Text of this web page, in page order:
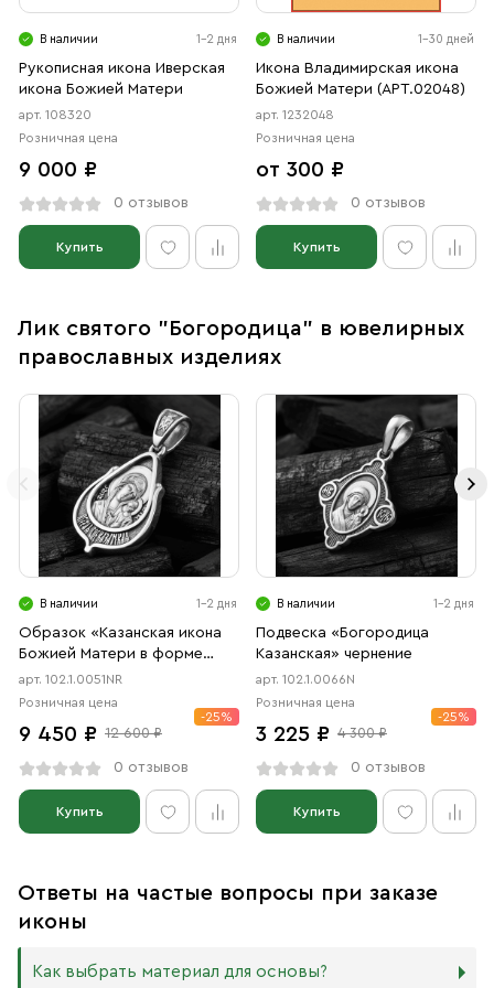
В наличии 1-2 дня
Рукописная икона Иверская
икона Божией Матери
арт. 108320
Розничная цена
9 000 ₽
0 отзывов
Купить
В наличии 1-30 дней
Икона Владимирская икона
Божией Матери (АРТ.02048)
арт. 1232048
Розничная цена
от 300 ₽
0 отзывов
Купить
Лик святого "Богородица" в ювелирных
православных изделиях
В наличии 1-2 дня
Образок «Казанская икона
Божией Матери в форме
цаты» чернение, родий
арт. 102.1.0051NR
Розничная цена
9 450 ₽ 12 600 ₽
-25%
0 отзывов
Купить
В наличии 1-2 дня
Подвеска «Богородица
Казанская» чернение
арт. 102.1.0066N
Розничная цена
3 225 ₽ 4 300 ₽
-25%
0 отзывов
Купить
Ответы на частые вопросы при заказе
иконы
Как выбрать материал для основы?